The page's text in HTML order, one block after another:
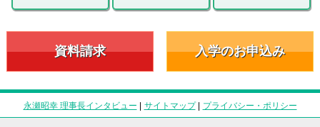
資料請求 入学のお申込み
永瀬昭幸 理事長インタビュー | サイトマップ| プライバシー・ポリシー